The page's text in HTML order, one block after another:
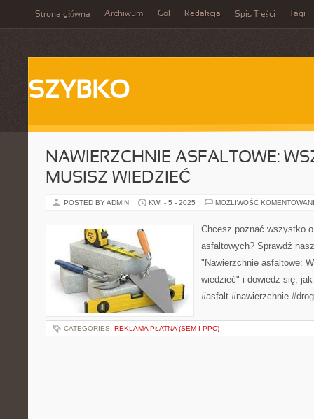
Strona główna Archiwum Gol Redakcja Spis Treści Tagi
SZYBKO
NAWIERZCHNIE ASFALTOWE:
MUSISZ WIEDZIEĆ
POSTED BY ADMIN KWI - 5 - 2025 MOŻLIWOŚĆ
Chcesz poznać wszystko
asfaltowych? Sprawdź
"Nawierzchnie asfaltowe:
wiedzieć" i dowiedz się,
#asfalt #nawierzchnie
CATEGORIES: REKLAMA PŁATNA (SEM I PPC)